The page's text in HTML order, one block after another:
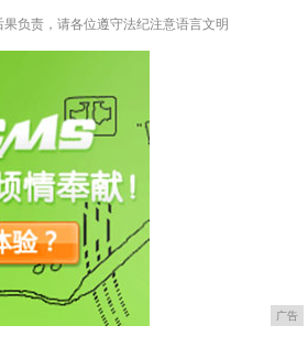
负责，请各位遵守法纪注意语言文明
广告